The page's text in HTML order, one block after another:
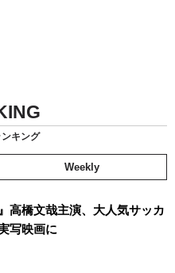
ンキング
Weekly
高橋文哉主演、大人気サッカ
写映画に